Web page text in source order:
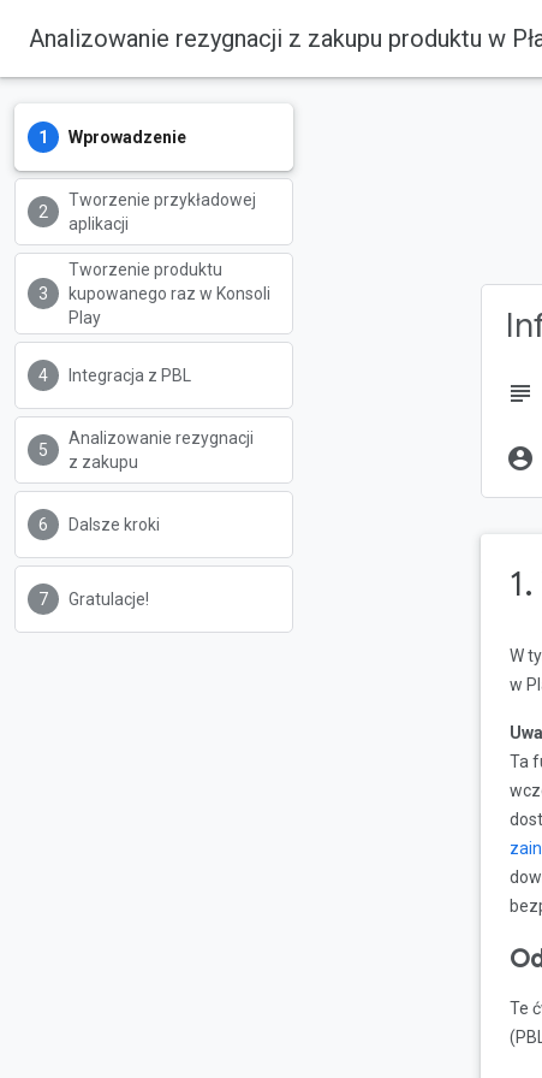
Analizowanie rezygnacji z zakupu produktu w
Wprowadzenie
Tworzenie przykładowej
aplikacji
Tworzenie produktu
kupowanego raz w Konsoli
Play
Integracja z PBL
Analizowanie rezygnacji
z zakupu
Dalsze kroki
Gratulacje!
subject
account_circle
W
w
Ta
Te